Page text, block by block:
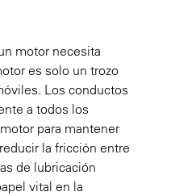
motor necesita
es solo un trozo
Los conductos
a todos los
para mantener
la fricción entre
de lubricación
vital en la